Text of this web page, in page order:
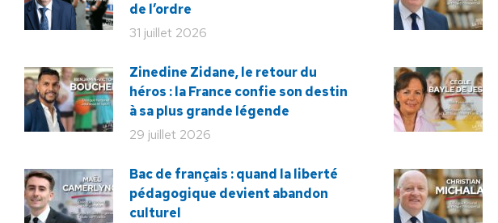
de l’ordre
31 juillet 2026
Zinedine Zidane, le retour du
héros : la France confie son destin
à sa plus grande légende
29 juillet 2026
Bac de français : quand la liberté
pédagogique devient abandon
culturel